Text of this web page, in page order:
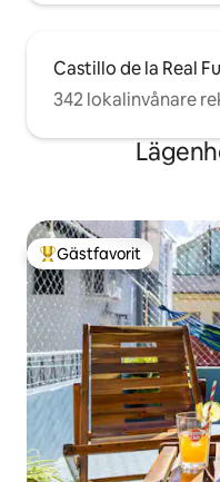
Castillo de la Real
342 lokalinvånare
Populär gästfavorit
Gästfavorit